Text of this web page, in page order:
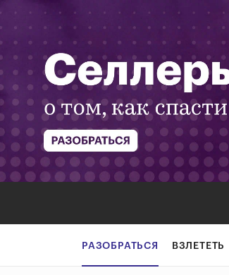
РАЗОБРАТЬСЯ ВЗЛЕТЕТЬ